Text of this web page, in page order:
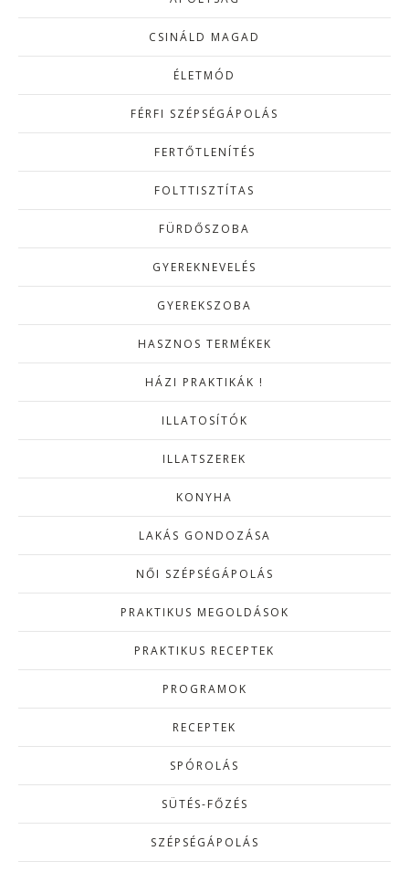
CSINÁLD MAGAD
ÉLETMÓD
FÉRFI SZÉPSÉGÁPOLÁS
FERTŐTLENÍTÉS
FOLTTISZTÍTAS
FÜRDŐSZOBA
GYEREKNEVELÉS
GYEREKSZOBA
HASZNOS TERMÉKEK
HÁZI PRAKTIKÁK !
ILLATOSÍTÓK
ILLATSZEREK
KONYHA
LAKÁS GONDOZÁSA
NŐI SZÉPSÉGÁPOLÁS
PRAKTIKUS MEGOLDÁSOK
PRAKTIKUS RECEPTEK
PROGRAMOK
RECEPTEK
SPÓROLÁS
SÜTÉS-FŐZÉS
SZÉPSÉGÁPOLÁS